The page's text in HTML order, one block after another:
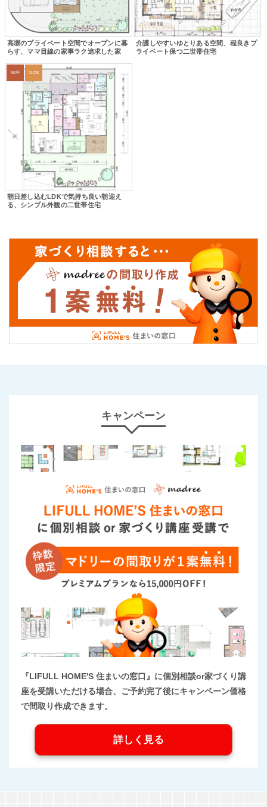
高塀のプライベート空間でオープンに暮
らす、ママ目線の家事ラク追求した家
介護しやすいゆとりある空間、程良きプ
ライベート保つ二世帯住宅
58坪 1LDK
朝日差し込むLDKで気持ち良い朝迎え
る、シンプル外観の二世帯住宅
キャンペーン
『LIFULL HOME'S 住まいの窓口』に個別相談or家づくり講
座を受講いただける場合、ご予約完了後にキャンペーン価格
で間取り作成できます。
詳しく見る